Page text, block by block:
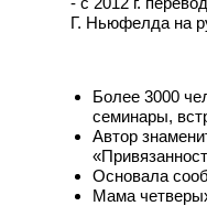
- с 2012 г.
Более 3000
семинары,
Автор
Основала
Мама
Г. Ньюфелда на